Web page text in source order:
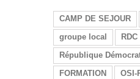
CAMP DE SEJOUR
groupe local
RDC
République
FORMATION
OSI-